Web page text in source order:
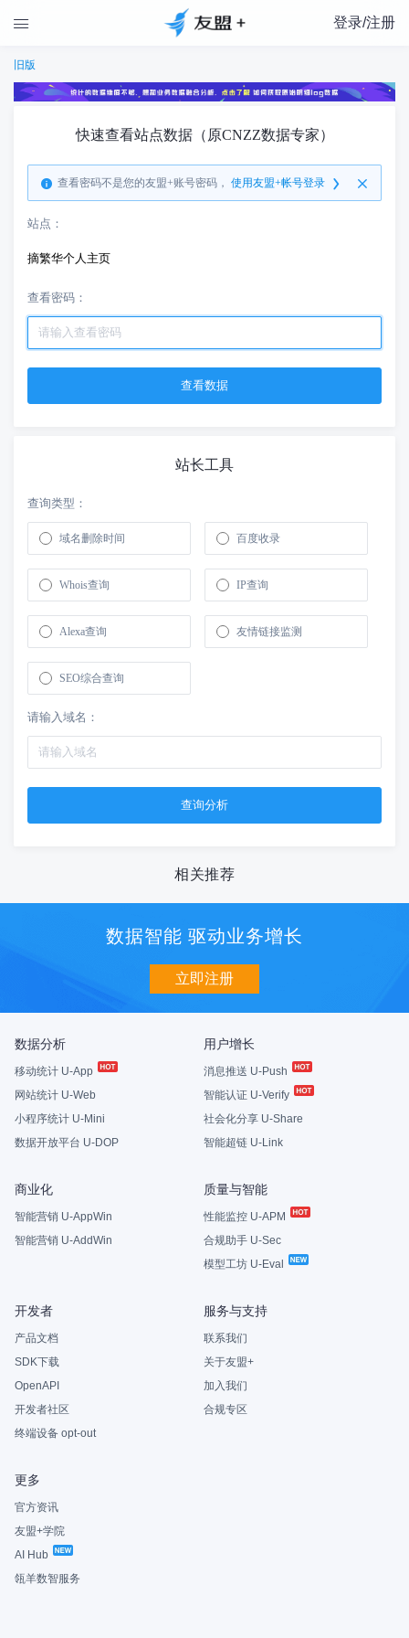
 登录/注册
旧版
快速查看站点数据（原CNZZ数据专家）
查看密码不是您的友盟+账号密码， 使用友盟+帐号登录
站点：
摘繁华个人主页
查看密码：
站长工具
查询类型：
域名删除时间 百度收录
Whois查询 IP查询
Alexa查询 友情链接监测
SEO综合查询
请输入域名：
相关推荐
数据智能 驱动业务增长
立即注册
数据分析
移动统计 U-App
网站统计 U-Web
小程序统计 U-Mini
数据开放平台 U-DOP
用户增长
消息推送 U-Push
智能认证 U-Verify
社会化分享 U-Share
智能超链 U-Link
商业化
智能营销 U-AppWin
智能营销 U-AddWin
质量与智能
性能监控 U-APM
合规助手 U-Sec
模型工坊 U-Eval
开发者
产品文档
SDK下载
OpenAPI
开发者社区
终端设备 opt-out
服务与支持
联系我们
关于友盟+
加入我们
合规专区
更多
官方资讯
友盟+学院
AI Hub
瓴羊数智服务